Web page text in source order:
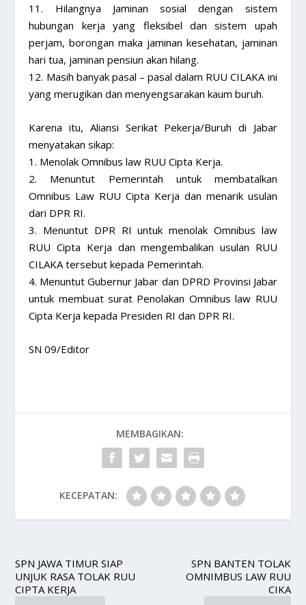
11. Hilangnya Jaminan sosial dengan sistem
hubungan kerja yang fleksibel dan sistem upah
perjam, borongan maka jaminan kesehatan, jaminan
hari tua, jaminan pensiun akan hilang.
12. Masih banyak pasal – pasal dalam RUU CILAKA ini
yang merugikan dan menyengsarakan kaum buruh.
Karena itu, Aliansi Serikat Pekerja/Buruh di Jabar
menyatakan sikap:
1. Menolak Omnibus law RUU Cipta Kerja.
2. Menuntut Pemerintah untuk membatalkan
Omnibus Law RUU Cipta Kerja dan menarik usulan
dari DPR RI.
3. Menuntut DPR RI untuk menolak Omnibus law
RUU Cipta Kerja dan mengembalikan usulan RUU
CILAKA tersebut kepada Pemerintah.
4. Menuntut Gubernur Jabar dan DPRD Provinsi Jabar
untuk membuat surat Penolakan Omnibus law RUU
Cipta Kerja kepada Presiden RI dan DPR RI.
SN 09/Editor
MEMBAGIKAN:
KECEPATAN:
SPN JAWA TIMUR SIAP
UNJUK RASA TOLAK RUU
CIPTA KERJA
SPN BANTEN TOLAK
OMNIMBUS LAW RUU
CIKA